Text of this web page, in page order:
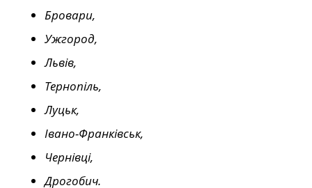
Бровари,
Ужгород,
Львів,
Тернопіль,
Луцьк,
Івано-Франківськ,
Чернівці,
Дрогобич.